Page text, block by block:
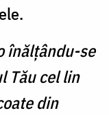
înălţându-se
Tău cel lin
din